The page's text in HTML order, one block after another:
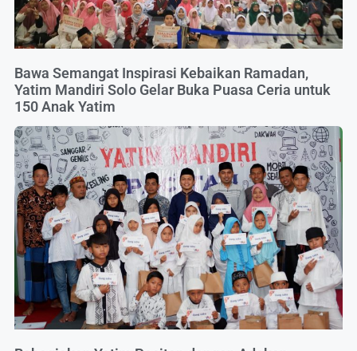
Bawa Semangat Inspirasi Kebaikan Ramadan,
Yatim Mandiri Solo Gelar Buka Puasa Ceria untuk
150 Anak Yatim